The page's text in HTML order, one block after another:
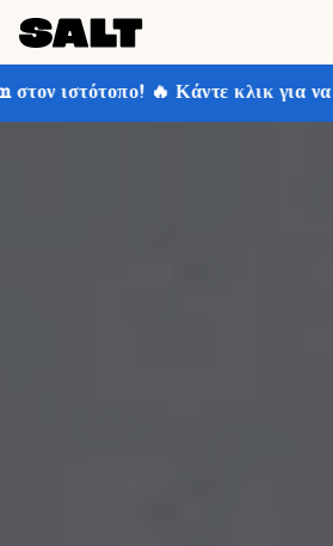
κλικ για να μάθετε περισσότερα